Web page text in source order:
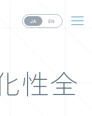
性全
JA EN